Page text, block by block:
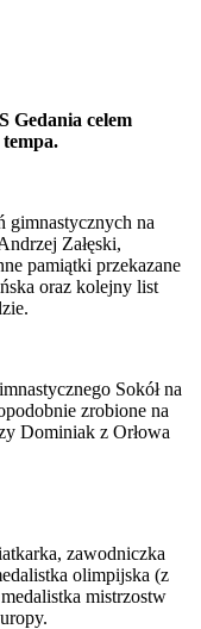
Gedania celem
gimnastycznych na
Załęski,
pamiątki przekazane
oraz kolejny list
Sokół na
zrobione na
Dominiak z Orłowa
zawodniczka
olimpijska (z
mistrzostw